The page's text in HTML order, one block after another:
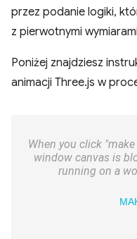
przez podanie logiki,
z pierwotnymi
Poniżej znajdziesz
animacji Three.js w